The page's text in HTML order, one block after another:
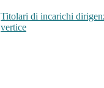
Titolari di incarichi
vertice